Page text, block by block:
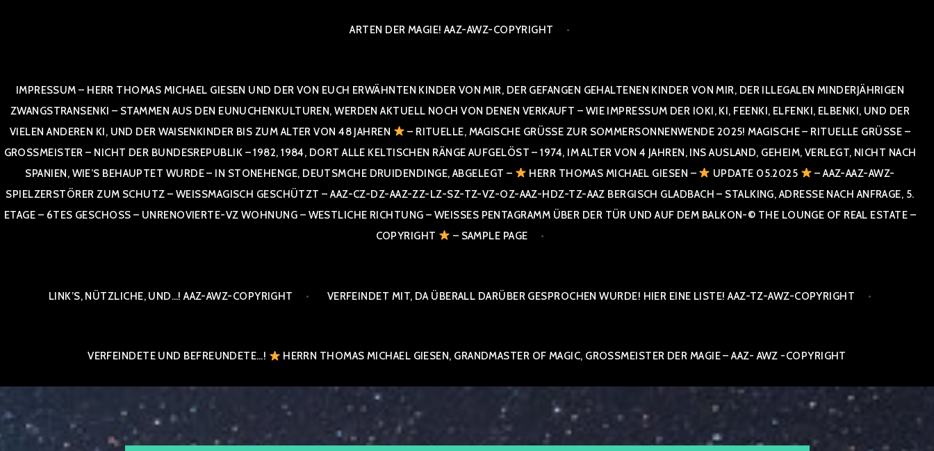
ARTEN DER MAGIE! AAZ-AWZ-COPYRIGHT
IMPRESSUM – HERR THOMAS MICHAEL GIESEN UND DER VON EUCH ERWÄHNTEN KINDER VON MIR, DER GEFANGEN GEHALTENEN KINDER VON MIR, DER ILLEGALEN MINDERJÄHRIGEN
ZWANGSTRANSENKI – STAMMEN AUS DEN EUNUCHENKULTUREN, WERDEN AKTUELL NOCH VON DENEN VERKAUFT – WIE IMPRESSUM DER IOKI, KI, FEENKI, ELFENKI, ELBENKI, UND DER
VIELEN ANDEREN KI, UND DER WAISENKINDER BIS ZUM ALTER VON 48 JAHREN
– RITUELLE, MAGISCHE GRÜSSE ZUR SOMMERSONNENWENDE 2025! MAGISCHE – RITUELLE GRÜSSE – GR
OSSMEISTER – NICHT DER BUNDESREPUBLIK – 1982, 1984, DORT ALLE KELTISCHEN RÄNGE AUFGELÖST – 1974, IM ALTER VON 4 JAHREN, INS AUSLAND, GEHEIM, VERLEGT, NICHT NACH SPA
NIEN, WIE’S BEHAUPTET WURDE – IN STONEHENGE, DEUTSMCHE DRUIDENDINGE, ABGELEGT –
HERR THOMAS MICHAEL GIESEN – UPDATE 05.2025
– AAZ-AAZ-AWZ-
SPIELZERSTÖRER ZUM SCHUTZ – WEISSMAGISCH GESCHÜTZT – AAZ-CZ-DZ-AAZ-ZZ-LZ-SZ-TZ-VZ-OZ-AAZ-HDZ-TZ-AAZ BERGISCH GLADBACH – STALKING, ADRESSE NACH ANFRAGE, 5. E
TAGE – 6TES GESCHOSS – UNRENOVIERTE-VZ WOHNUNG – WESTLICHE RICHTUNG – WEISSES PENTAGRAMM ÜBER DER TÜR UND AUF DEM BALKON-© THE LOUNGE OF REAL ESTATE – CO
PYRIGHT
– SAMPLE PAGE
LINK’S, NÜTZLICHE, UND…! AAZ-AWZ-COPYRIGHT VERFEINDET MIT, DA ÜBERALL DARÜBER GESPROCHEN WURDE! HIER EINE LISTE! AAZ-TZ-AWZ-COPYRIGHT
VERFEINDETE UND BEFREUNDETE…! HERRN THOMAS MICHAEL GIESEN, GRANDMASTER OF MAGIC, GROSSMEISTER DER MAGIE – AAZ- AWZ -COPYRIGHT